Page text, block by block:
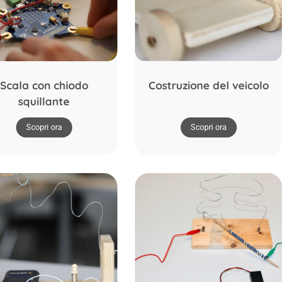
Scala con chiodo
squillante
Scopri ora
Costruzione del veicolo
Scopri ora